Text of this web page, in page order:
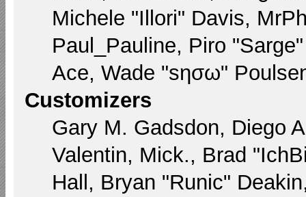
Michele "Illori" Davis,
Paul_Pauline, Piro
Ace, Wade "sησω"
Customizers
Gary M. Gadsdon, Diego
Valentin, Mick., Brad
Hall, Bryan "Runic"